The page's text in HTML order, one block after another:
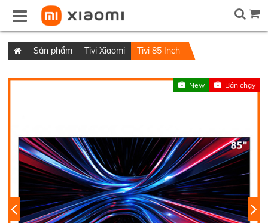
Sản phẩm Tivi Xiaomi Tivi 85 Inch
Bán chạy
New